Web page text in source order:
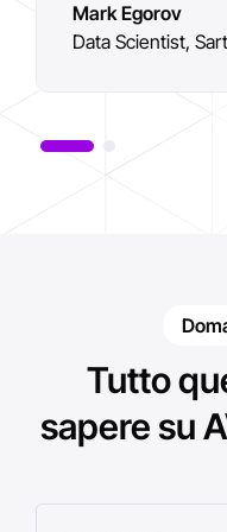
Mark Egorov
Data Scientist,
Tutto
sapere su